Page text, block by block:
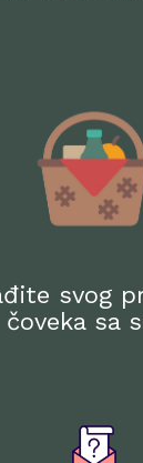
svog
čoveka sa